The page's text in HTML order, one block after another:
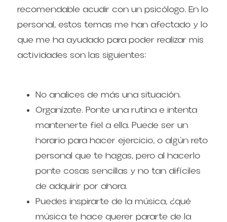
recomendable acudir con un psicólogo. En lo
personal, estos temas me han afectado y lo
que me ha ayudado para poder realizar mis
actividades son las siguientes:
No analices de más una situación.
Organízate. Ponte una rutina e intenta
mantenerte fiel a ella. Puede ser un
horario para hacer ejercicio, o algún reto
personal que te hagas, pero al hacerlo
ponte cosas sencillas y no tan difíciles
de adquirir por ahora.
Puedes inspirarte de la música, ¿qué
música te hace querer pararte de la